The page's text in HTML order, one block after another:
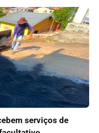
serviços de